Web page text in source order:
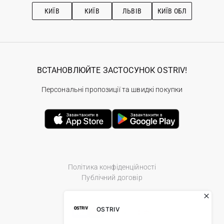
КИЇВ КИЇВ ЛЬВІВ КИЇВ ОБЛ
Політика конфіденційності
Публічний договір
ВСТАНОВЛЮЙТЕ ЗАСТОСУНОК OSTRIV!
Персональні пропозиції та швидкі покупки